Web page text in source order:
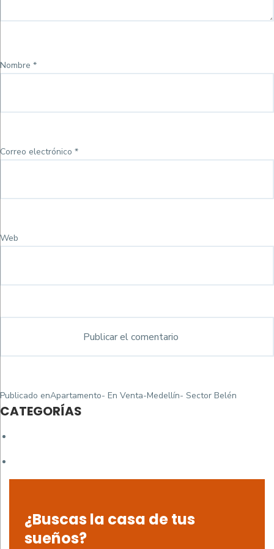
Nombre *
Correo electrónico *
Web
Navegación
de
Publicado enApartamento- En Venta-Medellín- Sector Belén
CATEGORÍAS
¿Buscas la casa de tus
sueños?